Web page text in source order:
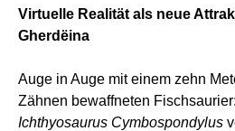
Virtuelle Realität als neue
Gherdëina
Auge in Auge mit einem zehn
Zähnen bewaffneten
Ichthyosaurus Cymbospondylus